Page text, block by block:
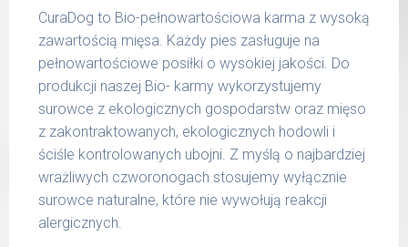
włókno surowe 1,40 %
wilgotność 70,84 %
wapń 0,39 %
fosfor 0,30 %
do 5
kg
200 g
6 - 14
kg
300 g
15 -
400 g
26 -
35 kg
750 g
CuraDog to Bio-pełnowartościowa karma z wysoką
zawartością mięsa. Każdy pies zasługuje na
pełnowartościowe posiłki o wysokiej jakości. Do
produkcji naszej Bio- karmy wykorzystujemy
surowce z ekologicznych gospodarstw oraz mięso
z zakontraktowanych, ekologicznych hodowli i
ściśle kontrolowanych ubojni. Z myślą o najbardziej
wrażliwych czworonogach stosujemy wyłącznie
surowce naturalne, które nie wywołują reakcji
alergicznych.